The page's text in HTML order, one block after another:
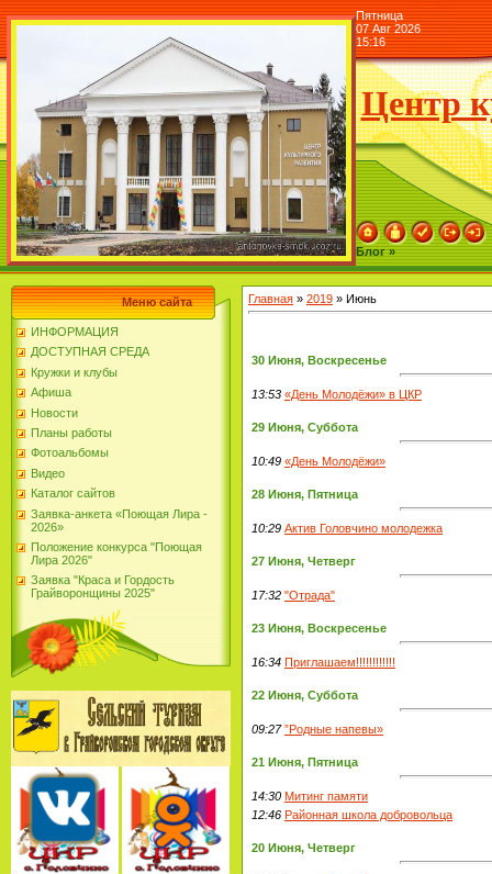
Пятница
07 Авг 2026
15:16
Центр
Блог »
Меню сайта
ИНФОРМАЦИЯ
ДОСТУПНАЯ СРЕДА
Кружки и клубы
Афиша
Новости
Планы работы
Фотоальбомы
Видео
Каталог сайтов
Заявка-анкета «Поющая Лира -
2026»
Положение конкурса "Поющая
Лира 2026"
Заявка "Краса и Гордость
Грайворонщины 2025"
Главная » 2019 » Июнь
30 Июня, Воскресенье
13:53 «День Молодёжи» в ЦКР
29 Июня, Суббота
10:49 «День Молодёжи»
28 Июня, Пятница
10:29 Актив Головчино молодежка
27 Июня, Четверг
17:32 "Отрада"
23 Июня, Воскресенье
16:34 Приглашаем!!!!!!!!!!!!
22 Июня, Суббота
09:27 ”Родные напевы»
21 Июня, Пятница
14:30 Митинг памяти
12:46 Районная школа добровольца
20 Июня, Четверг